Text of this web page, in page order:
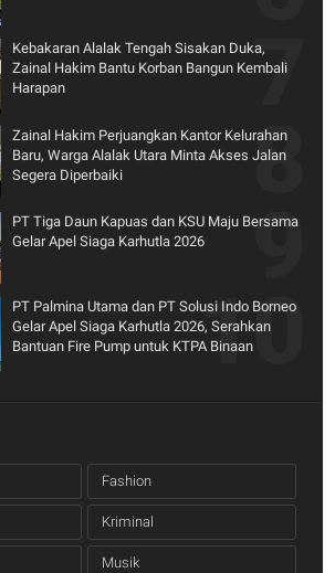
Kebakaran Alalak Tengah Sisakan Duka,
Zainal Hakim Bantu Korban Bangun Kembali
Harapan
Zainal Hakim Perjuangkan Kantor Kelurahan
Baru, Warga Alalak Utara Minta Akses Jalan
Segera Diperbaiki
PT Tiga Daun Kapuas dan KSU Maju Bersama
Gelar Apel Siaga Karhutla 2026
PT Palmina Utama dan PT Solusi Indo Borneo
Gelar Apel Siaga Karhutla 2026, Serahkan
Bantuan Fire Pump untuk KTPA Binaan
Fashion
Kriminal
Musik